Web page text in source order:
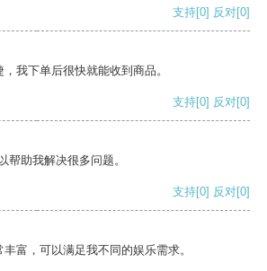
支持[0] 反对[0]
我下单后很快就能收到商品。
支持[0] 反对[0]
帮助我解决很多问题。
支持[0] 反对[0]
富，可以满足我不同的娱乐需求。